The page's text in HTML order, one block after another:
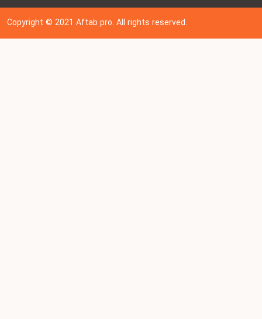
Copyright © 202 1Aftab pro. All rights reserved.